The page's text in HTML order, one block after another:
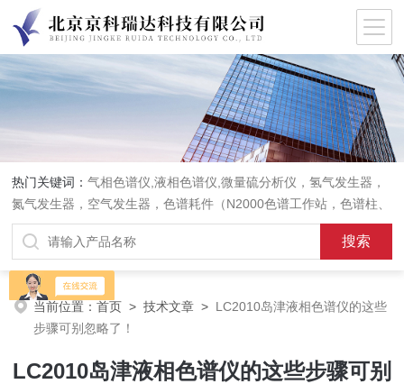
热门关键词：气相色谱仪,液相色谱仪,微量硫分析仪，氢气发生器，
氮气发生器，空气发生器，色谱耗件（N2000色谱工作站，色谱柱、
阀件、进样器、色谱担体），顶空进样器，热解析仪，紫外分光光度
计，原子吸收分光光度计，傅立叶红外光谱仪，分析天平等常规实验
室产品。
当前位置：首页 >技术文章 > LC2010岛津液相色谱仪的这些
步骤可别忽略了！
LC2010岛津液相色谱仪的这些步骤可别